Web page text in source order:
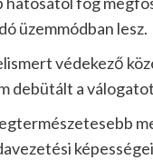
üzemmódban lesz.
védekező
debütált a